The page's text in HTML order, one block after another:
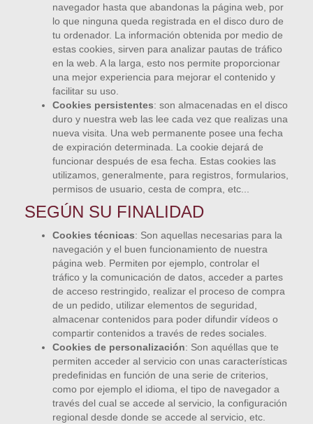
navegador hasta que abandonas la página web, por
lo que ninguna queda registrada en el disco duro de
tu ordenador. La información obtenida por medio de
estas cookies, sirven para analizar pautas de tráfico
en la web. A la larga, esto nos permite proporcionar
una mejor experiencia para mejorar el contenido y
facilitar su uso.
Cookies persistentes: son almacenadas en el disco
duro y nuestra web las lee cada vez que realizas una
nueva visita. Una web permanente posee una fecha
de expiración determinada. La cookie dejará de
funcionar después de esa fecha. Estas cookies las
utilizamos, generalmente, para registros, formularios,
permisos de usuario, cesta de compra, etc...
SEGÚN SU FINALIDAD
Cookies técnicas: Son aquellas necesarias para la
navegación y el buen funcionamiento de nuestra
página web. Permiten por ejemplo, controlar el
tráfico y la comunicación de datos, acceder a partes
de acceso restringido, realizar el proceso de compra
de un pedido, utilizar elementos de seguridad,
almacenar contenidos para poder difundir vídeos o
compartir contenidos a través de redes sociales.
Cookies de personalización: Son aquéllas que te
permiten acceder al servicio con unas características
predefinidas en función de una serie de criterios,
como por ejemplo el idioma, el tipo de navegador a
través del cual se accede al servicio, la configuración
regional desde donde se accede al servicio, etc.